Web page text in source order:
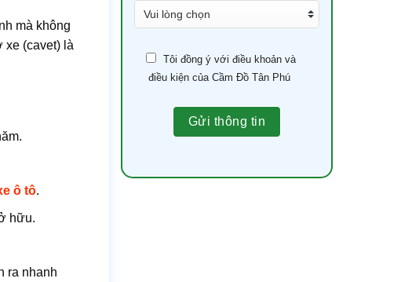
mà không
xe (cavet) là
ô tô.
hữu.
ra nhanh
Tôi đồng ý với điều khoản và
điều kiện của Cầm Đồ Tân Phú